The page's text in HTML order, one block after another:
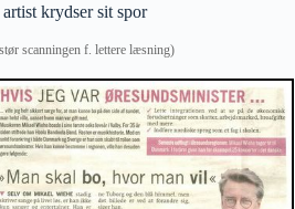
krydser sit spor
scanningen f. lettere læsning)